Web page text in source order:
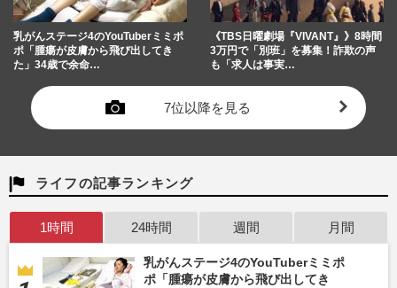
乳がんステージ4のYouTuberミミポ
ポ「腫瘍が皮膚から飛び出してき
た」34歳で余命…
《TBS日曜劇場『VIVANT』》8時間
3万円で「別班」を募集！詐欺の声
も「求人は事実…
7位以降を見る
ライフの記事ランキング
1時間 24時間 週間 月間
乳がんステージ4のYouTuberミミポ
ポ「腫瘍が皮膚から飛び出してき